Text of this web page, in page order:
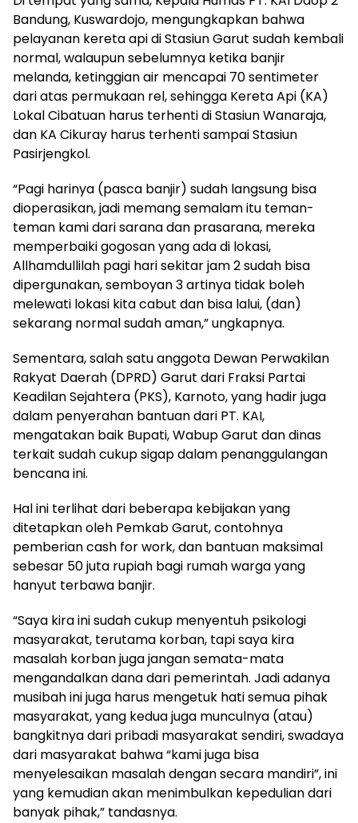
Bandung, Kuswardojo, mengungkapkan bahwa
pelayanan kereta api di Stasiun Garut sudah kembali
normal, walaupun sebelumnya ketika banjir
melanda, ketinggian air mencapai 70 sentimeter
dari atas permukaan rel, sehingga Kereta Api (KA)
Lokal Cibatuan harus terhenti di Stasiun Wanaraja,
dan KA Cikuray harus terhenti sampai Stasiun
Pasirjengkol.
“Pagi harinya (pasca banjir) sudah langsung bisa
dioperasikan, jadi memang semalam itu teman-
teman kami dari sarana dan prasarana, mereka
memperbaiki gogosan yang ada di lokasi,
Allhamdullilah pagi hari sekitar jam 2 sudah bisa
dipergunakan, semboyan 3 artinya tidak boleh
melewati lokasi kita cabut dan bisa lalui, (dan)
sekarang normal sudah aman,” ungkapnya.
Sementara, salah satu anggota Dewan Perwakilan
Rakyat Daerah (DPRD) Garut dari Fraksi Partai
Keadilan Sejahtera (PKS), Karnoto, yang hadir juga
dalam penyerahan bantuan dari PT. KAI,
mengatakan baik Bupati, Wabup Garut dan dinas
terkait sudah cukup sigap dalam penanggulangan
bencana ini.
Hal ini terlihat dari beberapa kebijakan yang
ditetapkan oleh Pemkab Garut, contohnya
pemberian cash for work, dan bantuan maksimal
sebesar 50 juta rupiah bagi rumah warga yang
hanyut terbawa banjir.
“Saya kira ini sudah cukup menyentuh psikologi
masyarakat, terutama korban, tapi saya kira
masalah korban juga jangan semata-mata
mengandalkan dana dari pemerintah. Jadi adanya
musibah ini juga harus mengetuk hati semua pihak
masyarakat, yang kedua juga munculnya (atau)
bangkitnya dari pribadi masyarakat sendiri, swadaya
dari masyarakat bahwa “kami juga bisa
menyelesaikan masalah dengan secara mandiri”, ini
yang kemudian akan menimbulkan kepedulian dari
banyak pihak,” tandasnya.